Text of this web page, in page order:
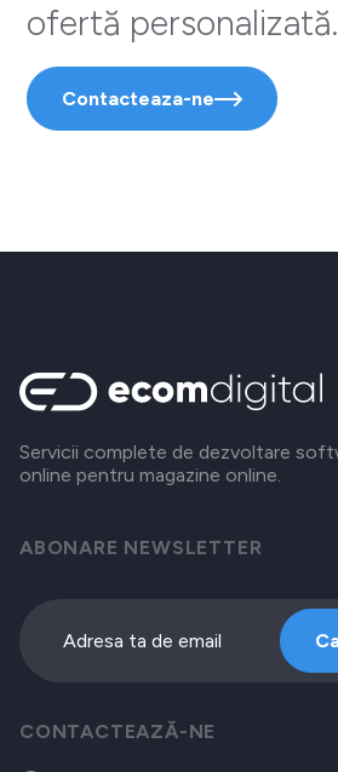
ofertă personalizată.
Contacteaza-ne
Servicii complete de dezvoltare
online pentru magazine online.
ABONARE NEWSLETTER
CONTACTEAZĂ-NE